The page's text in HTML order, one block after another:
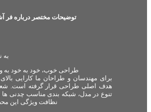
توضیحات مختصر درباره فر
به
طراحی خوب، خود به خود به
برای مهندسان و طراحان ما کارایی
هدف اصلی طراحی قرار گرفته است.
تنوع در مدل، شبکه بندی مناسب چدنی
نظافت ویژگی این